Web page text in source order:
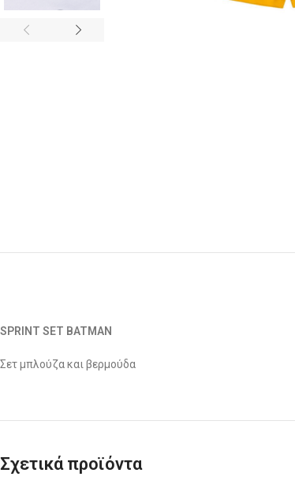
SPRINT SET BATMAN
Σετ μπλούζα και βερμούδα
Σχετικά προϊόντα